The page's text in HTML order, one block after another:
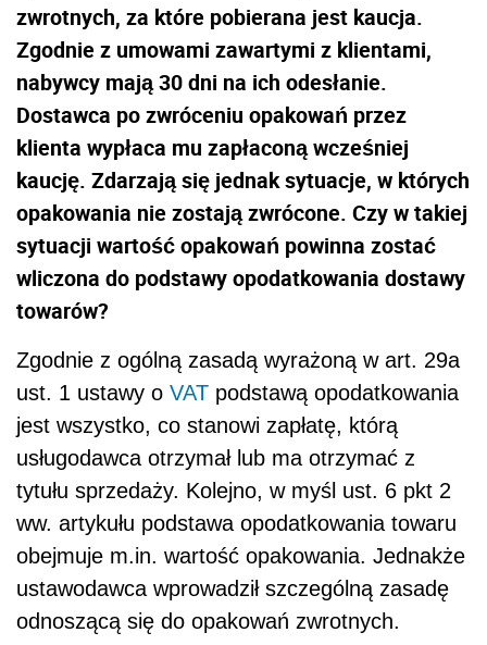
zwrotnych, za które pobierana jest kaucja.
Zgodnie z umowami zawartymi z klientami,
nabywcy mają 30 dni na ich odesłanie.
Dostawca po zwróceniu opakowań przez
klienta wypłaca mu zapłaconą wcześniej
kaucję. Zdarzają się jednak sytuacje, w których
opakowania nie zostają zwrócone. Czy w takiej
sytuacji wartość opakowań powinna zostać
wliczona do podstawy opodatkowania dostawy
towarów?
Zgodnie z ogólną zasadą wyrażoną w art. 29a
ust. 1 ustawy o VAT podstawą opodatkowania
jest wszystko, co stanowi zapłatę, którą
usługodawca otrzymał lub ma otrzymać z
tytułu sprzedaży. Kolejno, w myśl ust. 6 pkt 2
ww. artykułu podstawa opodatkowania towaru
obejmuje m.in. wartość opakowania. Jednakże
ustawodawca wprowadził szczególną zasadę
odnoszącą się do opakowań zwrotnych.